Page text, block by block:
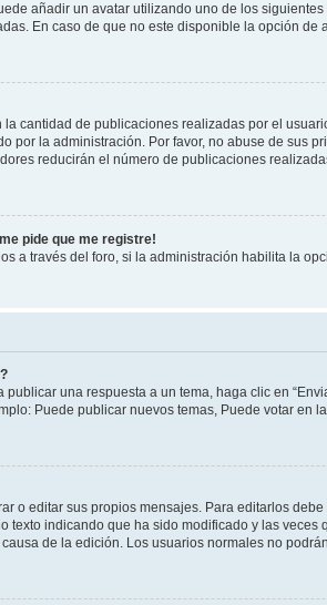
añadir un avatar utilizando uno de los
En caso de que no este disponible la opción
cantidad de publicaciones realizadas por el
por la administración. Por favor, no abuse de sus
reducirán el número de publicaciones
pide que me registre!
a través del foro, si la administración habilita la
publicar una respuesta a un tema, haga clic en
Puede publicar nuevos temas, Puede votar en
o editar sus propios mensajes. Para editarlos
texto indicando que ha sido modificado y las
de la edición. Los usuarios normales no